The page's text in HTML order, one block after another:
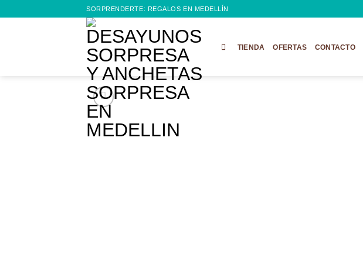
al
SORPRENDERTE: REGALOS EN MEDELLÍN
TIENDA OFERTAS CONTACTO